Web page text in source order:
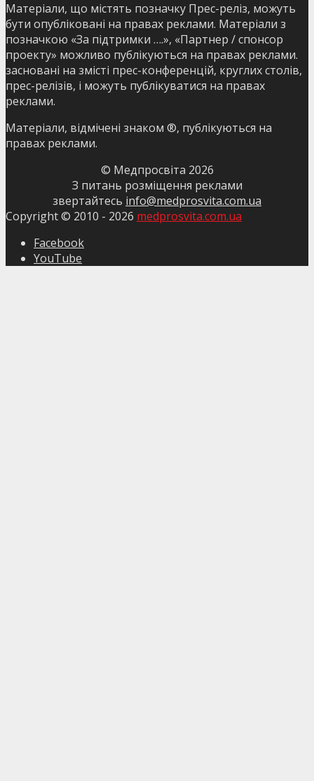
Матеріали, що містять позначку Прес-реліз, можуть
бути опубліковані на правах реклами. Матеріали з
позначкою «За підтримки ….», «Партнер / спонсор
проекту» можливо публікуються на правах реклами.
засновані на змісті прес-конференцій, круглих столів,
прес-релізів, і можуть публікуватися на правах
реклами.
Матеріали, відмічені знаком ®, публікуються на
правах реклами.
© Медпросвіта 2026
З питань розміщення реклами
звертайтесь info@medprosvita.com.ua
Copyright © 2010 - 2026 medprosvita.com.ua
Facebook
YouTube